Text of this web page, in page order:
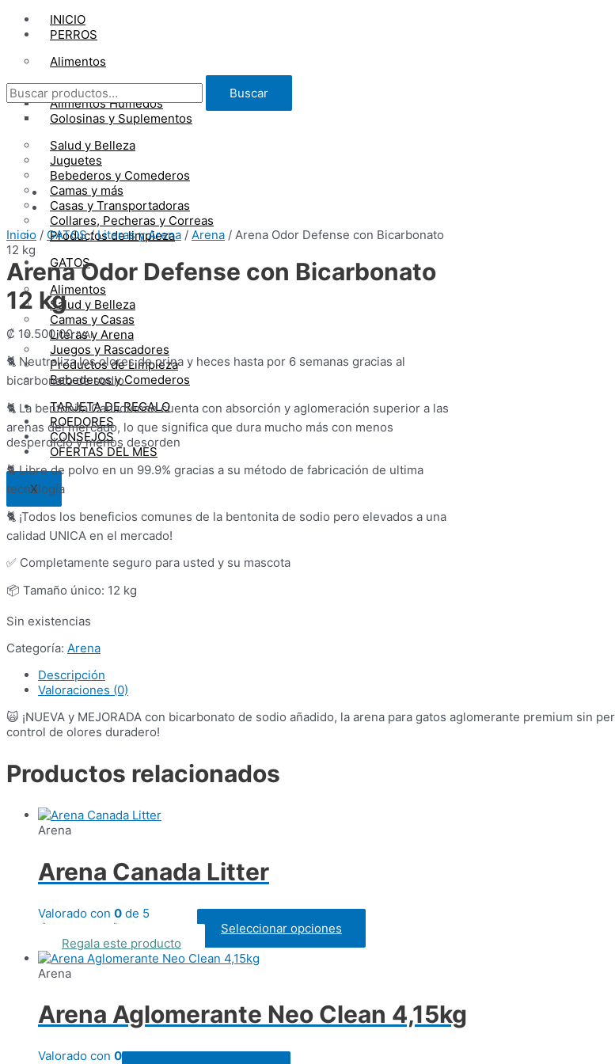
INICIO
PERROS
Alimentos
Alimentos Secos
Alimentos Húmedos
Golosinas y Suplementos
Salud y Belleza
Juguetes
Bebederos y Comederos
Camas y más
Casas y Transportadoras
Collares, Pecheras y Correas
Productos de limpieza
GATOS
Alimentos
Salud y Belleza
Camas y Casas
Literas y Arena
Juegos y Rascadores
Productos de Limpieza
Bebederos y Comederos
TARJETA DE REGALO
ROEDORES
CONSEJOS
OFERTAS DEL MES
X
Buscar
por:
Buscar
Inicio / GATOS/Literas y Arena / Arena / Arena Odor Defense con Bicarbonato
12 kg
Arena Odor Defense con Bicarbonato
12 kg
₡ 10.500,00 IVAI
🐈 Neutraliza los olores de orina y heces hasta por 6 semanas gracias al
bicarbonato de sodio
🐈 La bentonita Canadiense cuenta con absorción y aglomeración superior a las
arenas del mercado, lo que significa que dura mucho más con menos
desperdicio y menos desorden
🐈 Libre de polvo en un 99.9% gracias a su método de fabricación de ultima
tecnología
🐈 ¡Todos los beneficios comunes de la bentonita de sodio pero elevados a una
calidad UNICA en el mercado!
✅ Completamente seguro para usted y su mascota
📦 Tamaño único: 12 kg
Sin existencias
Categoría: Arena
Descripción
Valoraciones (0)
🙀 ¡NUEVA y MEJORADA con bicarbonato de sodio añadido, la arena para gatos aglomerante premium sin
control de olores duradero!
Productos relacionados
Arena
Arena Canada Litter
Valorado con 0 de 5
₡
₡
Rango
de
precios:
₡ 17.990,00
Seleccionar opciones
opciones
Regala este producto
Arena
Arena Aglomerante Neo Clean 4,15kg
Valorado con 0de 5